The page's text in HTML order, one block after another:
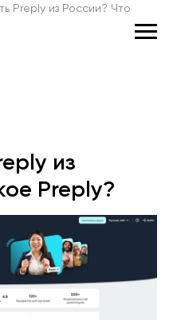
Preply из России? Что
из
Preply?